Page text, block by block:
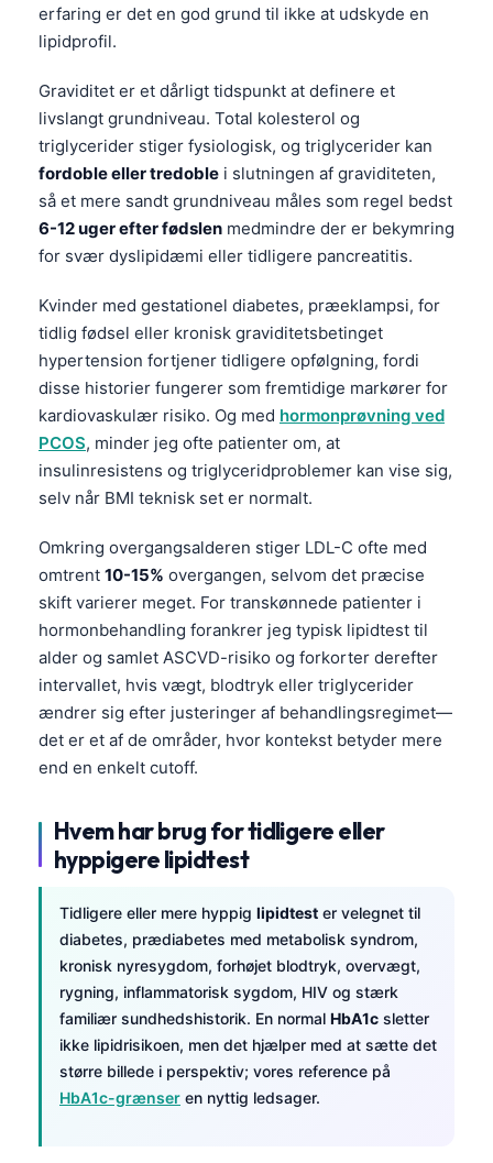
erfaring er det en god grund til ikke at udskyde en
lipidprofil.
Graviditet er et dårligt tidspunkt at definere et
livslangt grundniveau. Total kolesterol og
triglycerider stiger fysiologisk, og triglycerider kan
fordoble eller tredoble i slutningen af graviditeten,
så et mere sandt grundniveau måles som regel bedst
6-12 uger efter fødslen medmindre der er bekymring
for svær dyslipidæmi eller tidligere pancreatitis.
Kvinder med gestationel diabetes, præeklampsi, for
tidlig fødsel eller kronisk graviditetsbetinget
hypertension fortjener tidligere opfølgning, fordi
disse historier fungerer som fremtidige markører for
kardiovaskulær risiko. Og med hormonprøvning ved
PCOS, minder jeg ofte patienter om, at
insulinresistens og triglyceridproblemer kan vise sig,
selv når BMI teknisk set er normalt.
Omkring overgangsalderen stiger LDL-C ofte med
omtrent 10-15% overgangen, selvom det præcise
skift varierer meget. For transkønnede patienter i
hormonbehandling forankrer jeg typisk lipidtest til
alder og samlet ASCVD-risiko og forkorter derefter
intervallet, hvis vægt, blodtryk eller triglycerider
ændrer sig efter justeringer af behandlingsregimet—
det er et af de områder, hvor kontekst betyder mere
end en enkelt cutoff.
Hvem har brug for tidligere eller
hyppigere lipidtest
Tidligere eller mere hyppig lipidtest er velegnet til
diabetes, prædiabetes med metabolisk syndrom,
kronisk nyresygdom, forhøjet blodtryk, overvægt,
rygning, inflammatorisk sygdom, HIV og stærk
familiær sundhedshistorik. En normal HbA1c sletter
ikke lipidrisikoen, men det hjælper med at sætte det
større billede i perspektiv; vores reference på
HbA1c-grænser en nyttig ledsager. اردو
मराठी
తెలుగు
ગુજરાતી
ಕನ್ನಡ
മലയാളം
Bahasa Melayu
Tagalog
ဗမာစာ
ភាសាខ្មែរ
አማርኛ
Українська
O‘zbekcha
Català
Қазақ тілі
Suomi
Hrvatski
Slovenčina
پښتو
සිංහල
অসমীয়া
Galego
Македонски јазик